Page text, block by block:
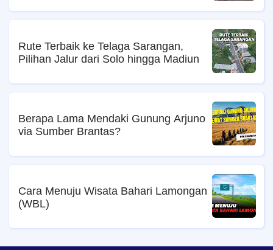
Rute Terbaik ke Telaga Sarangan,
Pilihan Jalur dari Solo hingga Madiun
Berapa Lama Mendaki Gunung Arjuno
via Sumber Brantas?
Cara Menuju Wisata Bahari Lamongan
(WBL)